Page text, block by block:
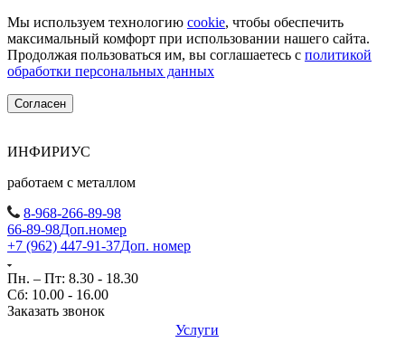
Мы используем технологию cookie, чтобы обеспечить
максимальный комфорт при использовании нашего сайта.
Продолжая пользоваться им, вы соглашаетесь с политикой
обработки персональных данных
Согласен
ИНФИРИУС
работаем с металлом
8-968-266-89-98
66-89-98Доп.номер
+7 (962) 447-91-37Доп. номер
Пн. – Пт: 8.30 - 18.30
Сб: 10.00 - 16.00
Заказать звонок
Услуги